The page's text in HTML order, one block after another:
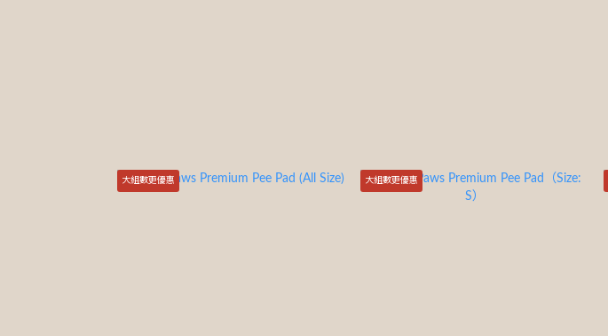
大組數更優惠 大組數更優惠